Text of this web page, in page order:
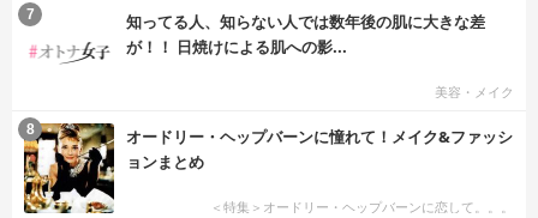
知ってる人、知らない人では数年後の肌に大きな差
が！！ 日焼けによる肌への影...
美容・メイク
7
オードリー・ヘップバーンに憧れて！メイク&ファッシ
ョンまとめ
＜特集＞オードリー・ヘップバーンに恋して。。。
8